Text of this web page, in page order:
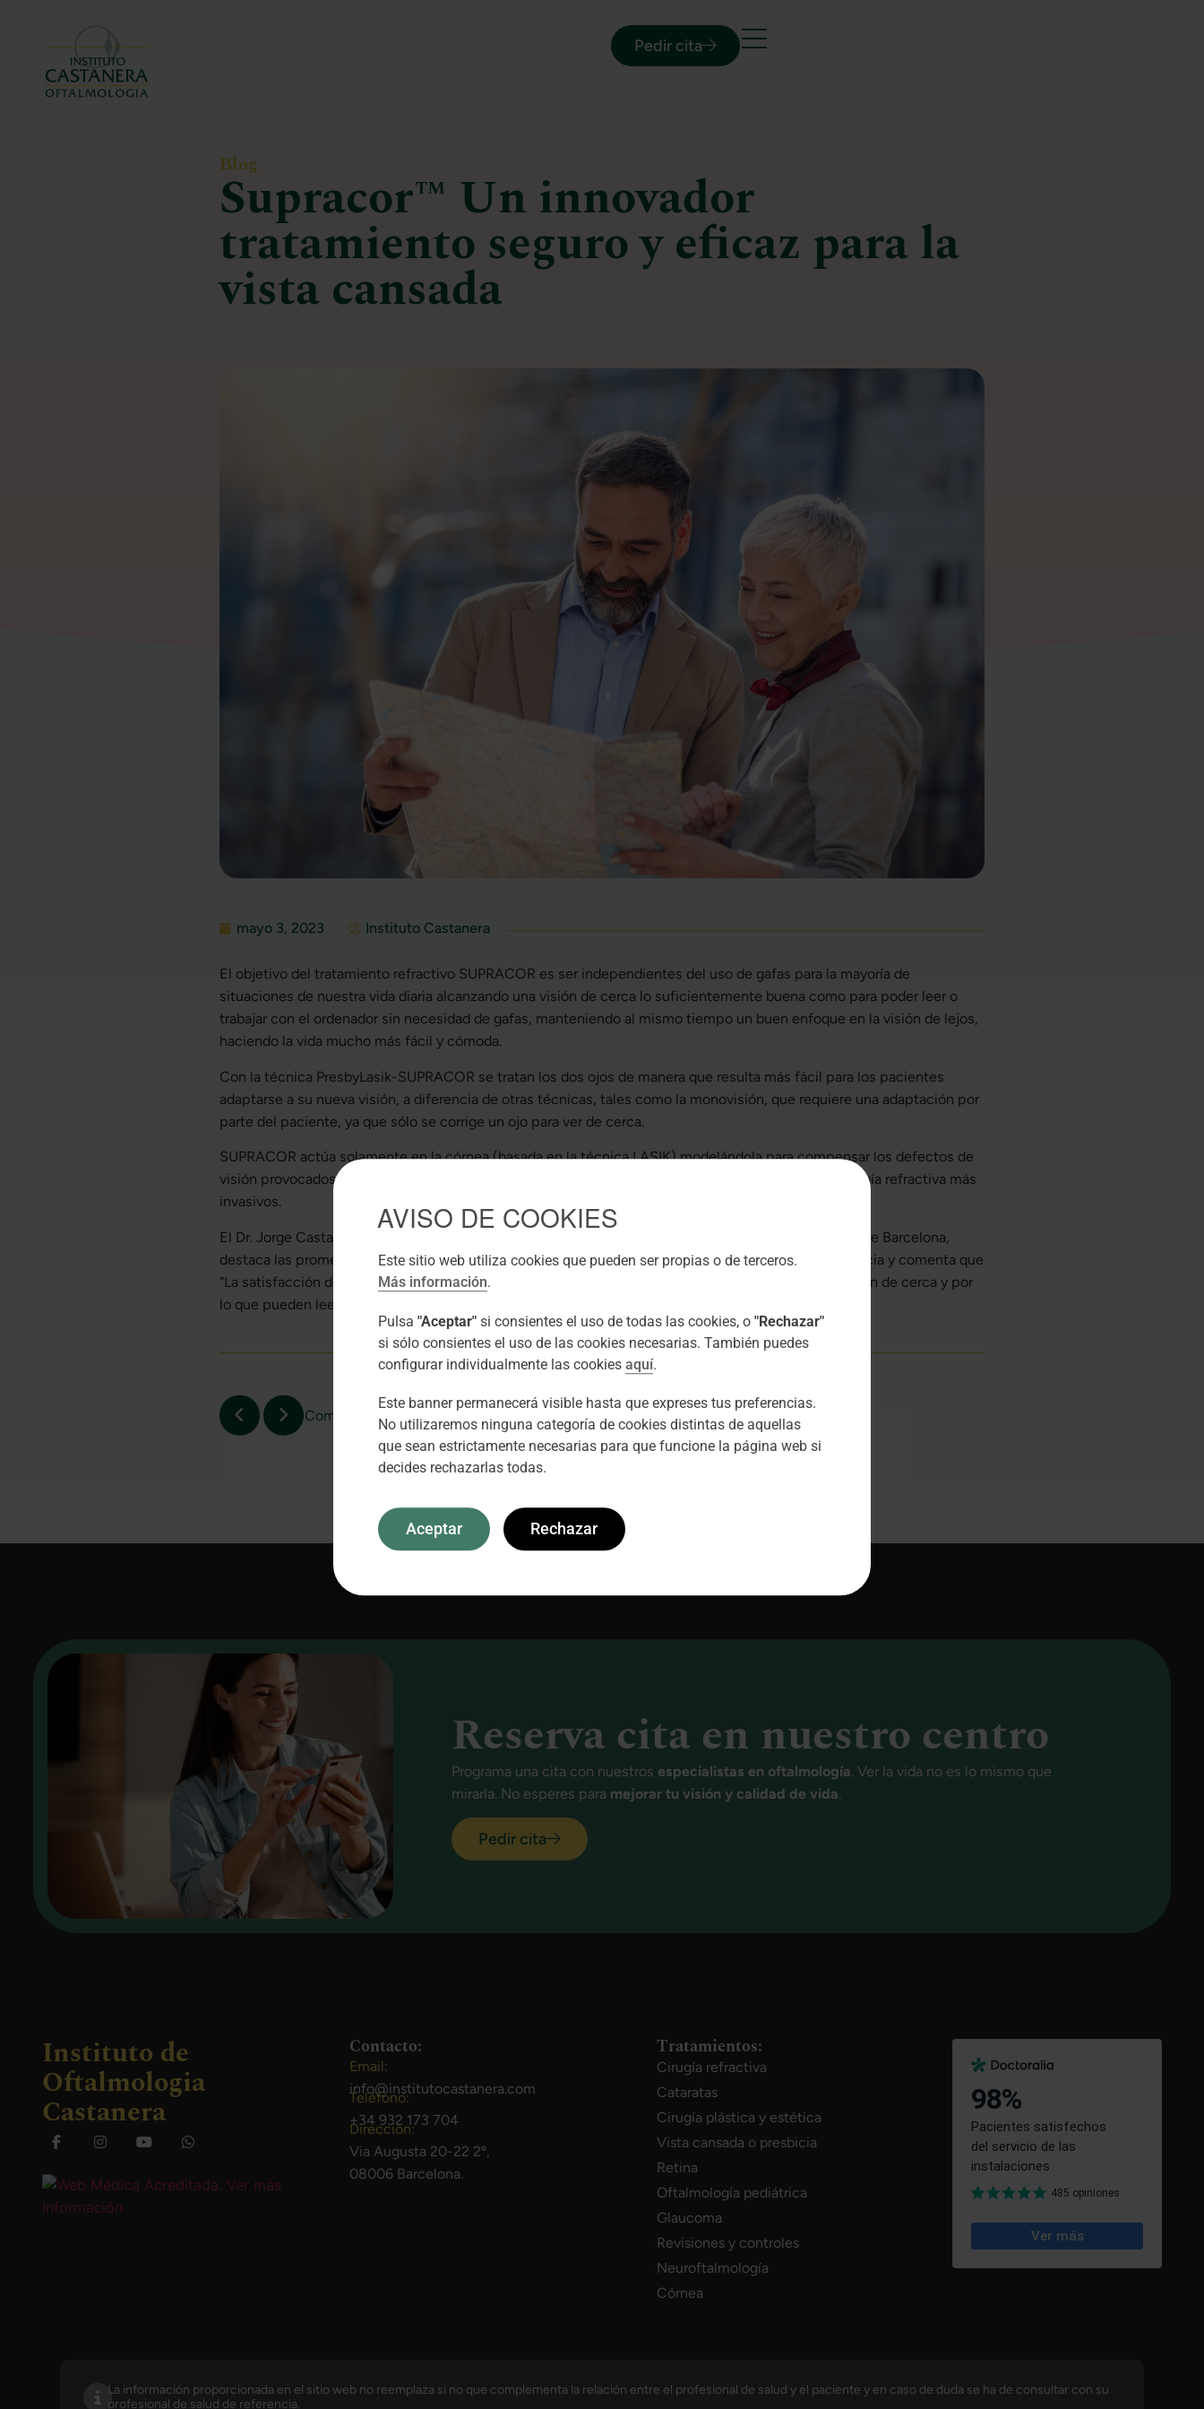
Pedir cita
Blog
Supracor™ Un innovador
tratamiento seguro y eficaz para la
vista cansada
mayo 3, 2023 Instituto Castanera
El objetivo del tratamiento refractivo SUPRACOR es ser independientes del uso de gafas para la mayoría de
situaciones de nuestra vida diaria alcanzando una visión de cerca lo suficientemente buena como para poder leer o
trabajar con el ordenador sin necesidad de gafas, manteniendo al mismo tiempo un buen enfoque en la visión de lejos,
haciendo la vida mucho más fácil y cómoda.
Con la técnica PresbyLasik-SUPRACOR se tratan los dos ojos de manera que resulta más fácil para los pacientes
adaptarse a su nueva visión, a diferencia de otras técnicas, tales como la monovisión, que requiere una adaptación por
parte del paciente, ya que sólo se corrige un ojo para ver de cerca.
SUPRACOR actúa solamente en la córnea (basada en la técnica LASIK) modelándola para compensar los defectos de
visión provocados por el envejecimiento del cristalino. Es mucho más segura que otros tipos de cirugía refractiva más
invasivos.
El Dr. Jorge Castanera, cirujano refractivo y director médico del Instituto de Oftalmología Castanera de Barcelona,
destaca las prometedoras posibilidades que SUPRACOR está abriendo en el tratamiento de la presbicia y comenta que
“La satisfacción de los pacientes es altísima, están realmente impresionados por la calidad de la visión de cerca y por
lo que pueden leer apenas unas horas tras la cirugía”.
Compartir: Facebook LinkedIn
Reserva cita en nuestro centro
Programa una cita con nuestros especialistas en oftalmología. Ver la vida no es lo mismo que
mirarla. No esperes para mejorar tu visión y calidad de vida.
Pedir cita
Instituto de
Oftalmologia
Castanera
Contacto:
Email:
info@institutocastanera.com
Teléfono:
+34 932 173 704
Dirección:
Via Augusta 20-22 2º,
08006 Barcelona.
Tratamientos:
Cirugía refractiva
Cataratas
Cirugía plástica y estética
Vista cansada o presbicia
Retina
Oftalmología pediátrica
Glaucoma
Revisiones y controles
Neuroftalmología
Córnea
La información proporcionada en el sitio web no reemplaza si no que complementa la relación entre el profesional de salud y el paciente y en caso de duda se ha de consultar con su
profesional de salud de referencia.
AVISO DE COOKIES
Este sitio web utiliza cookies que pueden ser propias o de terceros.
Más información.
Pulsa "Aceptar"si consientes el uso de todas las cookies, o "Rechazar"
si sólo consientes el uso de las cookies necesarias. También puedes
configurar individualmente las cookies aquí.
Este banner permanecerá visible hasta que expreses tus preferencias.
No utilizaremos ninguna categoría de cookies distintas de aquellas
que sean estrictamente necesarias para que funcione la página web si
decides rechazarlas todas.
Aceptar Rechazar